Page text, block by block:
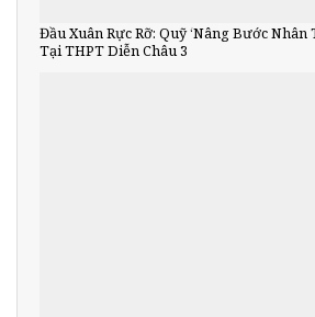
Đầu Xuân Rực Rỡ: Quỹ ‘Nâng Bước Nhân
Tại THPT Diễn Châu 3